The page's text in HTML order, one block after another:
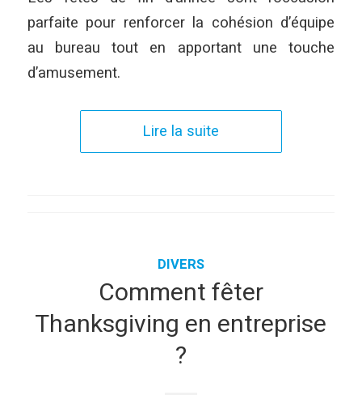
parfaite pour renforcer la cohésion d’équipe
au bureau tout en apportant une touche
d’amusement.
Lire la suite
DIVERS
Comment fêter
Thanksgiving en entreprise
?